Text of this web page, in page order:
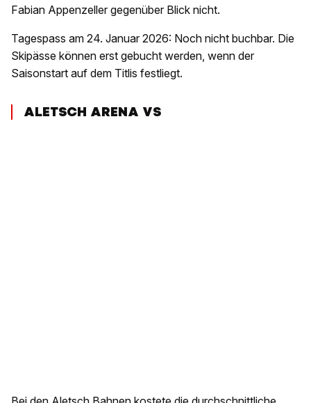
Fabian Appenzeller gegenüber Blick nicht.
Tagespass am 24. Januar 2026: Noch nicht buchbar. Die
Skipässe können erst gebucht werden, wenn der
Saisonstart auf dem Titlis festliegt.
ALETSCH ARENA VS